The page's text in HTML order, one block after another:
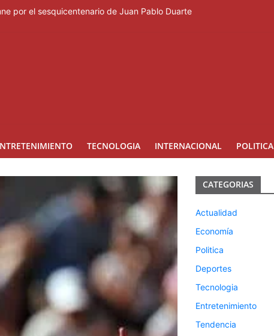
por el sesquicentenario de Juan Pablo Duarte
TECNOLOGIA INTERNACIONAL POLITICA
CATEGORIAS
Actualidad
Economía
Politica
Deportes
Tecnologia
Entretenimiento
Tendencia